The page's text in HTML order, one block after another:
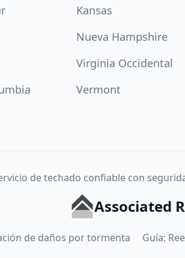
Kansas
Nueva Hampshire
Virginia Occidental
Vermont
de techado confiable con
Associated
de daños por tormenta Guía: